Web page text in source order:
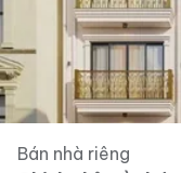
Bán nhà riêng